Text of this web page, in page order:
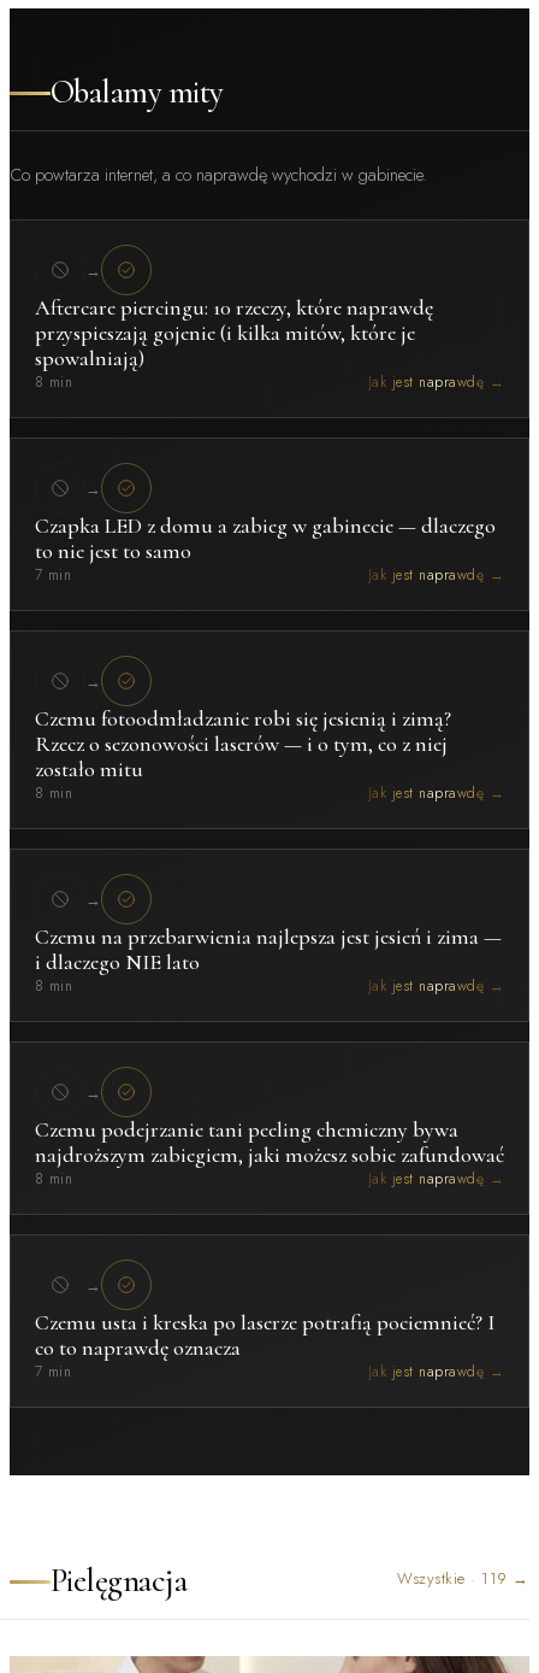
Obalamy mity
Co powtarza internet, a co naprawdę wychodzi w gabinecie.
→
Aftercare piercingu: 10 rzeczy, które naprawdę
przyspieszają gojenie (i kilka mitów, które je
spowalniają)
8 min Jak jest naprawdę →
→
Czapka LED z domu a zabieg w gabinecie — dlaczego
to nie jest to samo
7 min Jak jest naprawdę →
→
Czemu fotoodmładzanie robi się jesienią i zimą?
Rzecz o sezonowości laserów — i o tym, co z niej
zostało mitu
8 min Jak jest naprawdę →
→
Czemu na przebarwienia najlepsza jest jesień i zima —
i dlaczego NIE lato
8 min Jak jest naprawdę →
→
Czemu podejrzanie tani peeling chemiczny bywa
najdroższym zabiegiem, jaki możesz sobie zafundować
8 min Jak jest naprawdę →
→
Czemu usta i kreska po laserze potrafią pociemnieć? I
co to naprawdę oznacza
7 min Jak jest naprawdę →
Pielęgnacja Wszystkie · 119 →